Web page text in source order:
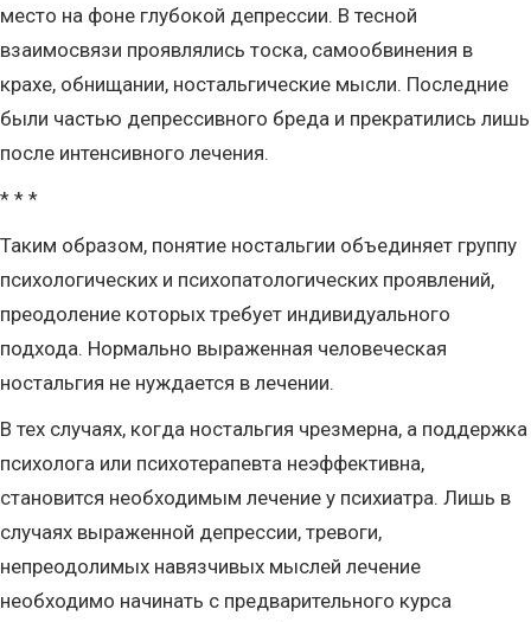
место на фоне глубокой депрессии. В тесной
взаимосвязи проявлялись тоска, самообвинения в
крахе, обнищании, ностальгические мысли. Последние
были частью депрессивного бреда и прекратились лишь
после интенсивного лечения.
* * *
Таким образом, понятие ностальгии объединяет группу
психологических и психопатологических проявлений,
преодоление которых требует индивидуального
подхода. Нормально выраженная человеческая
ностальгия не нуждается в лечении.
В тех случаях, когда ностальгия чрезмерна, а поддержка
психолога или психотерапевта неэффективна,
становится необходимым лечение у психиатра. Лишь в
случаях выраженной депрессии, тревоги,
непреодолимых навязчивых мыслей лечение
необходимо начинать с предварительного курса